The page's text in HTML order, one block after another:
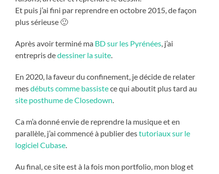
Et puis j’ai fini par reprendre en octobre 2015, de façon
plus sérieuse 🙂
Après avoir terminé ma BD sur les Pyrénées, j’ai
entrepris dedessiner la suite.
En 2020, la faveur du confinement, je décide de relater
mesdébuts comme bassistece qui aboutit plus tard au
site posthume de Closedown.
Ca m’a donné envie de reprendre la musique et en
parallèle, j’ai commencé à publier destutoriaux sur le
logiciel Cubase.
Au final, ce site est à la fois mon portfolio, mon blog et